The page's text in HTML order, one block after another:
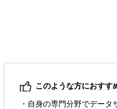
このような方におすす
・自身の専門分野でデー